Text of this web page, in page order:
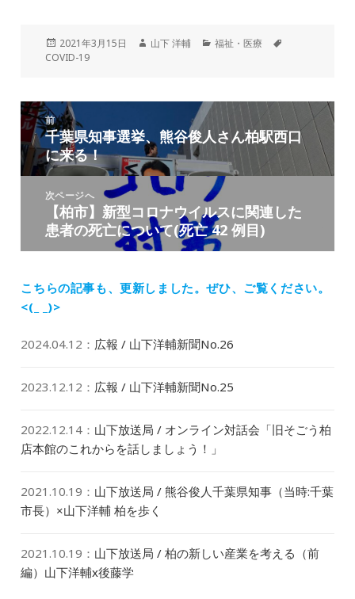
投
稿
2021年3月15日
作
山下 洋輔
カ
ー
福祉・医療
COVID-19
投
稿
ナ
ビ
前
前
の
投
稿:
千葉県知事選挙、熊谷俊人さん柏駅西口
に来る！
次ページへ
の
投
【柏市】新型コロナウイルスに関連した
患者の死亡について(死亡 42 例目)
こちらの記事も、更新しました。ぜひ、ご覧ください。
<(_ _)>
2024.04.12 ： 広報 / 山下洋輔新聞No.26
2023.12.12 ： 広報 / 山下洋輔新聞No.25
2022.12.14 ： 山下放送局 / オンライン対話会「旧そごう柏
店本館のこれからを話しましょう！」
2021.10.19 ： 山下放送局 / 熊谷俊人千葉県知事（当時:千葉
市長）×山下洋輔 柏を歩く
2021.10.19 ： 山下放送局 / 柏の新しい産業を考える（前
編）山下洋輔x後藤学